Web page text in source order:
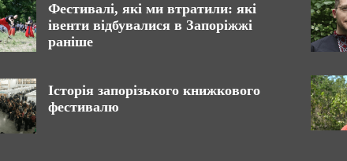
Фестивалі, які ми втратили: які
івенти відбувалися в Запоріжжі
раніше
Історія запорізького книжкового
фестивалю